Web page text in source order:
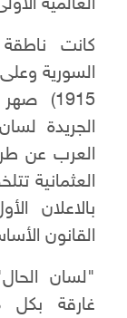
العالمية الأولى
كانت
1915)
الجريدة
العرب عن
العثمانية
بالاعلان
القانون
غارقة